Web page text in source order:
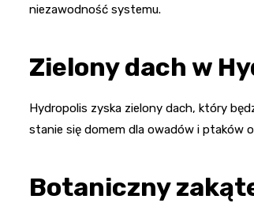
niezawodność systemu.
Zielony dach w
Hydropolis zyska zielony dach, który
stanie się domem dla owadów i ptaków
Botaniczny